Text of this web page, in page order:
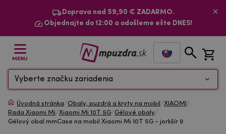
Doprava nad 59,90 € ZADARMO.
Objednajte do 12:00 a odošleme ešte DNES!
MENU
Vyberte značku zariadenia
Úvodná stránka/Obaly, puzdrá a kryty na mobil /XIAOMI /
Rada Xiaomi Mi/Xiaomi Mi 10T 5G/Gélové obaly/
Gélový obal mmCase na mobil Xiaomi Mi 10T 5G - jorkšír 9